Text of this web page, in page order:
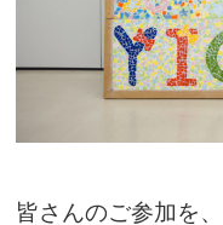
皆さんのご参加を、